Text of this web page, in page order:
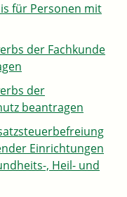
für Personen mit
der Fachkunde
der
beantragen
Einrichtungen
, Heil- und